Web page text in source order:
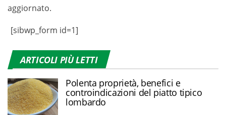
aggiornato.
[sibwp_form id=1]
ARTICOLI PIÙ LETTI
Polenta proprietà, benefici e
controindicazioni del piatto tipico
lombardo